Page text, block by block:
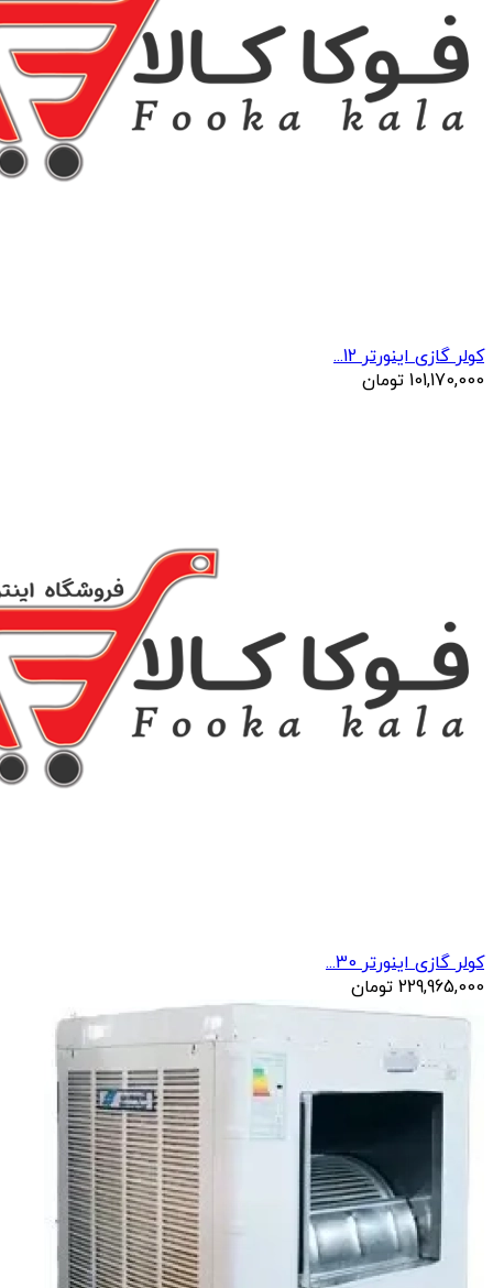
کولر گازی اینورتر 12...
101,170,000 تومان
کولر گازی اینورتر 30...
229,965,000 تومان